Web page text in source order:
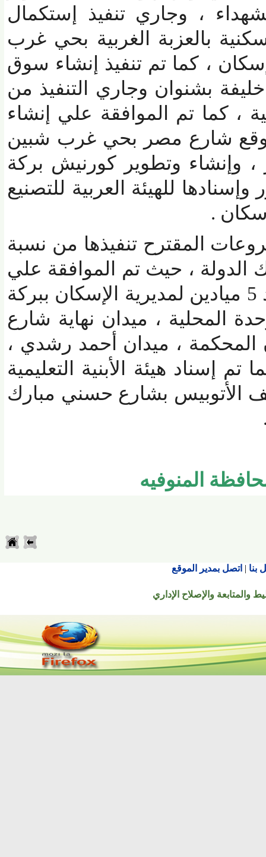
، وجاري تنفيذ إستكمال
وحدة سكنية بالعزبة الغربية بحي غرب
، كما تم تنفيذ إنشاء سوق
بشنوان وجاري التنفيذ من
، كما تم الموافقة علي إنشاء
شارع مصر بحي غرب شبين
وإنشاء وتطوير كورنيش بركة
للهيئة العربية للتصنيع
.
المقترح تنفيذها من نسبة
الدولة ، حيث تم الموافقة علي
إسناد عملية تطوير عدد 5 ميادين لمديرية الإسكان ببركة
المحلية ، ميدان نهاية شارع
، ميدان أحمد رشدي ،
هيئة الأبنية التعليمية
بشارع حسني مبارك
المنوفيه
| اتصل بمدير الموقع
والإصلاح الإداري